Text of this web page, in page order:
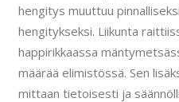
hengitys muuttuu
hengitykseksi. Liikunta
happirikkaassa
määrää elimistössä. Sen
mittaan tietoisesti ja